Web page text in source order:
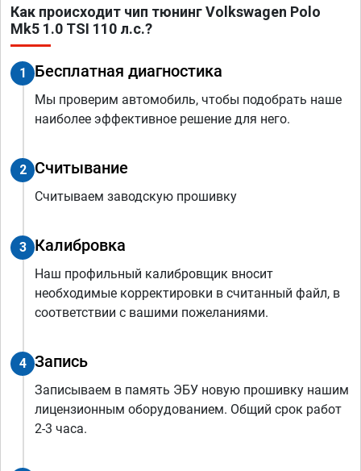
Как происходит чип тюнинг Volkswagen Polo
Mk5 1.0 TSI 110 л.с.?
1 Бесплатная диагностика
Мы проверим автомобиль, чтобы подобрать наше
наиболее эффективное решение для него.
2 Считывание
Считываем заводскую прошивку
3 Калибровка
Наш профильный калибровщик вносит
необходимые корректировки в считанный файл, в
соответствии с вашими пожеланиями.
4 Запись
Записываем в память ЭБУ новую прошивку нашим
лицензионным оборудованием. Общий срок работ
2-3 часа.